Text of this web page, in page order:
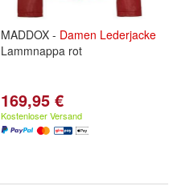
MADDOX - Damen Lederjacke
Lammnappa rot
169,95 €
Kostenloser Versand